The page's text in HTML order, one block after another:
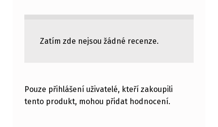
Zatím zde nejsou žádné recenze.
Pouze přihlášení uživatelé, kteří zakoupili
tento produkt, mohou přidat hodnocení.